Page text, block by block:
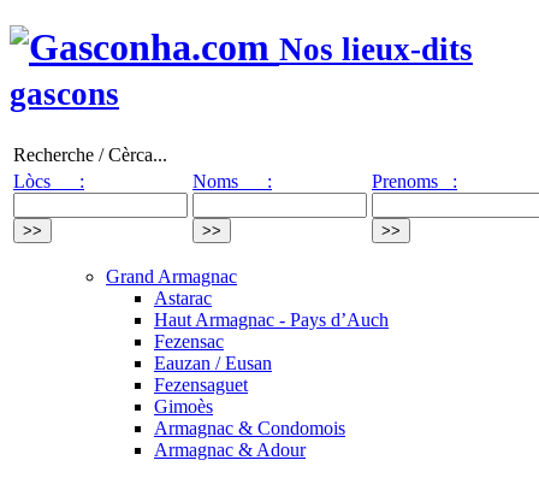
Nos lieux-dits
gascons
Recherche / Cèrca...
Lòcs :
Noms : Prenoms :
Grand Armagnac
Astarac
Haut Armagnac - Pays d’Auch
Fezensac
Eauzan / Eusan
Fezensaguet
Gimoès
Armagnac & Condomois
Armagnac & Adour